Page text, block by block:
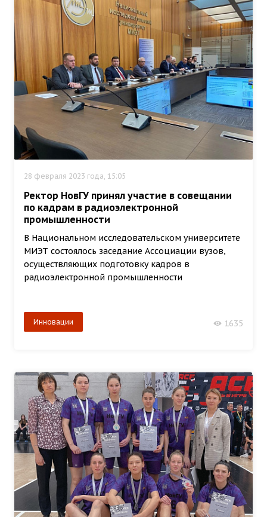
28 февраля 2023 года, 15:05
Ректор НовГУ принял участие в совещании
по кадрам в радиоэлектронной
промышленности
В Национальном исследовательском университете
МИЭТ состоялось заседание Ассоциации вузов,
осуществляющих подготовку кадров в
радиоэлектронной промышленности
Инновации 1635